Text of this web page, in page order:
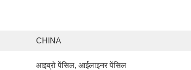
CHINA
आइब्रो पेंसिल, आईलाइनर पेंसिल